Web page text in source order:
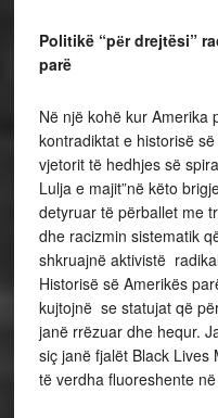
Politikë “pёr drejtësi”
parë
Në një kohë kur Amerika
kontradiktat e historisë
vjetorit të hedhjes së
Lulja e majit”në këto
detyruar të përballet me
dhe racizmin sistematik
shkruajnë aktivistë
Historisë së Amerikës
kujtojnë se statujat që
janë rrëzuar dhe hequr.
siç janë fjalët Black
të verdha fluoreshente